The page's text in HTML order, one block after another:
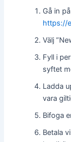
Gå in
https://
Välj
Fyll i
syftet
Ladda
vara
Bifoga
Betala